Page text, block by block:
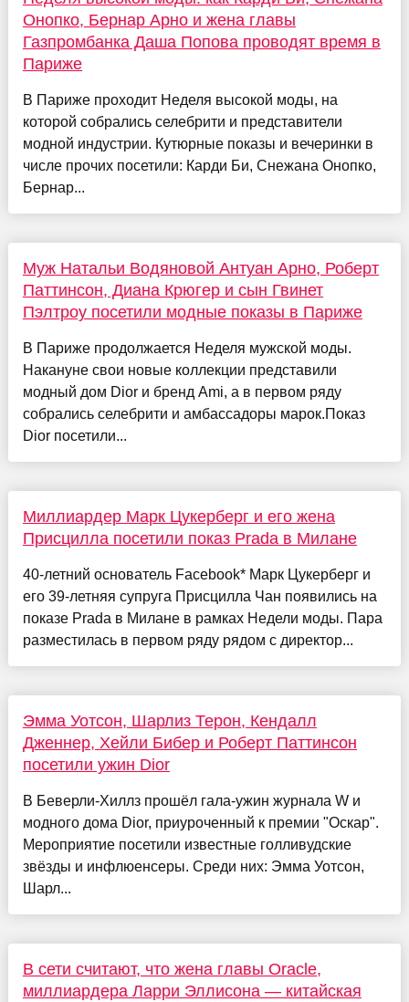
Онопко, Бернар Арно и жена главы
Газпромбанка Даша Попова проводят время в
Париже
В Париже проходит Неделя высокой моды, на
которой собрались селебрити и представители
модной индустрии. Кутюрные показы и вечеринки в
числе прочих посетили: Карди Би, Снежана Онопко,
Бернар...
Муж Натальи Водяновой Антуан Арно, Роберт
Паттинсон, Диана Крюгер и сын Гвинет
Пэлтроу посетили модные показы в Париже
В Париже продолжается Неделя мужской моды.
Накануне свои новые коллекции представили
модный дом Dior и бренд Ami, а в первом ряду
собрались селебрити и амбассадоры марок.Показ
Dior посетили...
Миллиардер Марк Цукерберг и его жена
Присцилла посетили показ Prada в Милане
40-летний основатель Facebook* Марк Цукерберг и
его 39-летняя супруга Присцилла Чан появились на
показе Prada в Милане в рамках Недели моды. Пара
разместилась в первом ряду рядом с директор...
Эмма Уотсон, Шарлиз Терон, Кендалл
Дженнер, Хейли Бибер и Роберт Паттинсон
посетили ужин Dior
В Беверли-Хиллз прошёл гала-ужин журнала W и
модного дома Dior, приуроченный к премии "Оскар".
Мероприятие посетили известные голливудские
звёзды и инфлюенсеры. Среди них: Эмма Уотсон,
Шарл...
В сети считают, что жена главы Oracle,
миллиардера Ларри Эллисона — китайская